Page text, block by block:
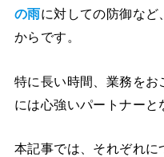
の雨に対しての防御など、
からです。
特に長い時間、業務を
には心強いパートナーと
本記事では、それぞれに